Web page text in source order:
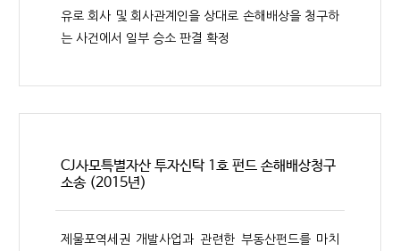
유로 회사 및 회사관계인을 상대로 손해배상을 청구하
는 사건에서 일부 승소 판결 확정
CJ사모특별자산 투자신탁 1호 펀드 손해배상청구
소송 (2015년)
제물포역세권 개발사업과 관련한 부동산펀드를 마치